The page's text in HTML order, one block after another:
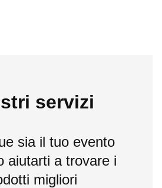
servizi
sia il tuo evento
aiutarti a trovare i
migliori